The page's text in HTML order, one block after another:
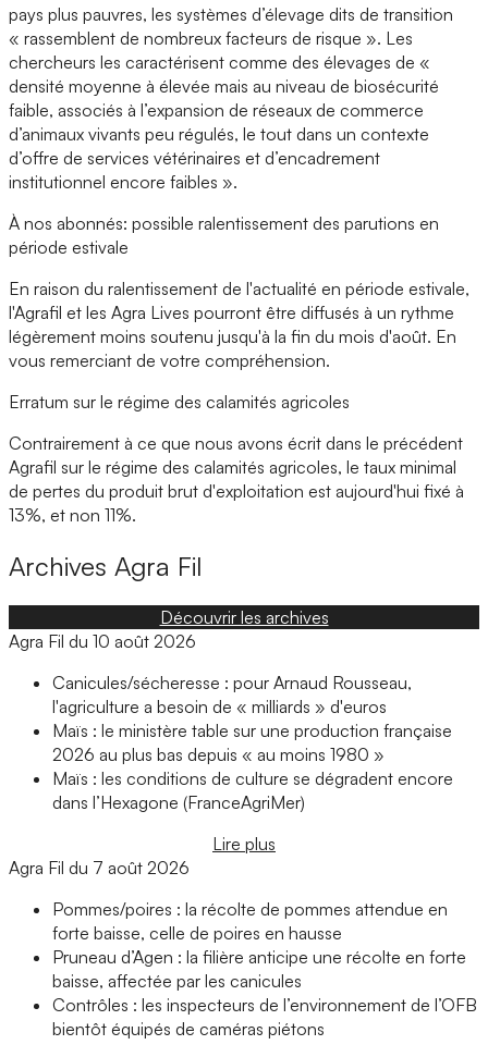
pays plus pauvres, les systèmes d’élevage dits de transition
« rassemblent de nombreux facteurs de risque ». Les
chercheurs les caractérisent comme des élevages de «
densité moyenne à élevée mais au niveau de biosécurité
faible, associés à l’expansion de réseaux de commerce
d’animaux vivants peu régulés, le tout dans un contexte
d’offre de services vétérinaires et d’encadrement
institutionnel encore faibles ».
À nos abonnés: possible ralentissement des parutions en
période estivale
En raison du ralentissement de l'actualité en période estivale,
l'Agrafil et les Agra Lives pourront être diffusés à un rythme
légèrement moins soutenu jusqu'à la fin du mois d'août. En
vous remerciant de votre compréhension.
Erratum sur le régime des calamités agricoles
Contrairement à ce que nous avons écrit dans le précédent
Agrafil sur le régime des calamités agricoles, le taux minimal
de pertes du produit brut d'exploitation est aujourd'hui fixé à
13%, et non 11%.
Archives Agra Fil
Découvrir les archives
Agra Fil du 10 août 2026
Canicules/sécheresse : pour Arnaud Rousseau,
l'agriculture a besoin de « milliards » d'euros
Maïs : le ministère table sur une production française
2026 au plus bas depuis « au moins 1980 »
Maïs : les conditions de culture se dégradent encore
dans l’Hexagone (FranceAgriMer)
Lire plus
Agra Fil du 7 août 2026
Pommes/poires : la récolte de pommes attendue en
forte baisse, celle de poires en hausse
Pruneau d’Agen : la filière anticipe une récolte en forte
baisse, affectée par les canicules
Contrôles : les inspecteurs de l’environnement de l’OFB
bientôt équipés de caméras piétons